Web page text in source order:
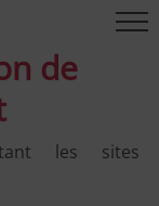
de
les sites